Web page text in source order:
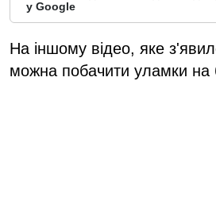
у Google
На іншому відео, яке
можна побачити уламки на